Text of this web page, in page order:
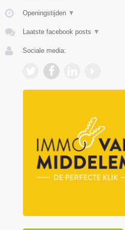
Openingstijden ▼
Laatste facebook posts ▼
Sociale media: